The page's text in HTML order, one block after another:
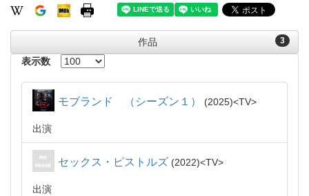
3
作品
表示数
モブランド （シーズン１） 2025 TV
出演
セックス・ピストルズ 2022 TV
出演